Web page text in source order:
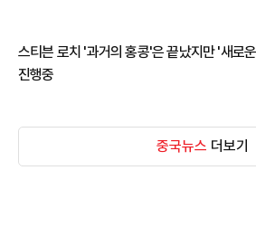
스티븐 로치 '과거의 홍콩'은 끝났지만 '새로
진행중
중국뉴스 더보기